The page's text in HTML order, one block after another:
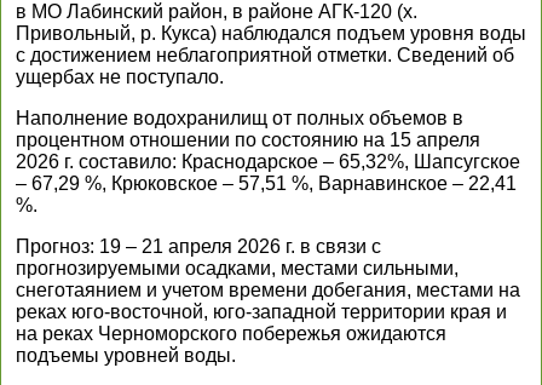
в МО Лабинский район, в районе АГК-120 (х.
Привольный, р. Кукса) наблюдался подъем уровня воды
с достижением неблагоприятной отметки. Сведений об
ущербах не поступало.
Наполнение водохранилищ от полных объемов в
процентном отношении по состоянию на 15 апреля
2026 г. составило: Краснодарское – 65,32%, Шапсугское
– 67,29 %, Крюковское – 57,51 %, Варнавинское – 22,41
%.
Прогноз: 19 – 21 апреля 2026 г. в связи с
прогнозируемыми осадками, местами сильными,
снеготаянием и учетом времени добегания, местами на
реках юго-восточной, юго-западной территории края и
на реках Черноморского побережья ожидаются
подъемы уровней воды.